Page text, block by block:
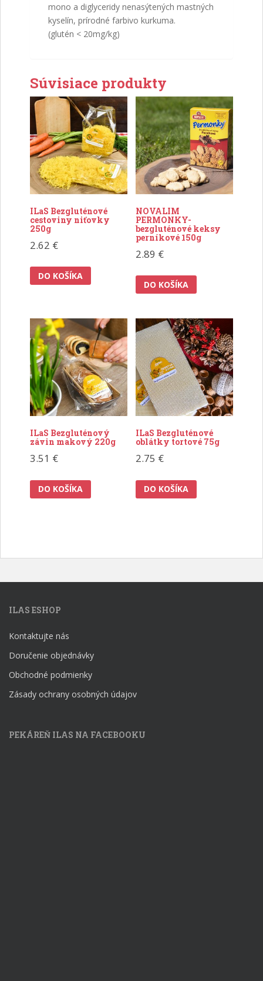
mono a diglyceridy nenasýtených mastných
kyselín, prírodné farbivo kurkuma.
(glutén < 20mg/kg)
Súvisiace produkty
ILaS Bezgluténové
cestoviny niťovky
250g
2.62 €
DO KOŠÍKA
NOVALIM
PERMONKY-
bezgluténové keksy
perníkové 150g
2.89 €
DO KOŠÍKA
ILaS Bezgluténový
závin makový 220g
3.51 €
DO KOŠÍKA
ILaS Bezgluténové
oblátky tortové 75g
2.75 €
DO KOŠÍKA
ILAS ESHOP
Kontaktujte nás
Doručenie objednávky
Obchodné podmienky
Zásady ochrany osobných údajov
PEKÁREŇ ILAS NA FACEBOOKU